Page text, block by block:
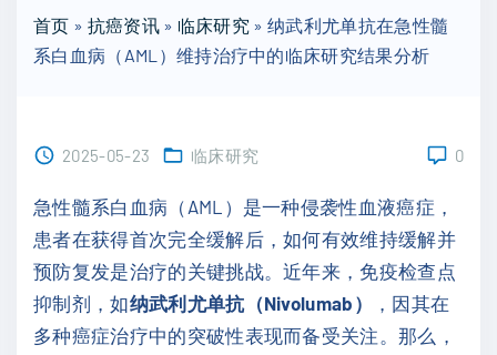
r
:
首页 » 抗癌资讯» 临床研究 »纳武利尤单抗在急性髓
系白血病（AML）维持治疗中的临床研究结果分析
2025-05-23 临床研究 0
急性髓系白血病（AML）是一种侵袭性血液癌症，
患者在获得首次完全缓解后，如何有效维持缓解并
预防复发是治疗的关键挑战。近年来，免疫检查点
抑制剂，如纳武利尤单抗（Nivolumab）
，因其在
多种癌症治疗中的突破性表现而备受关注。那么，